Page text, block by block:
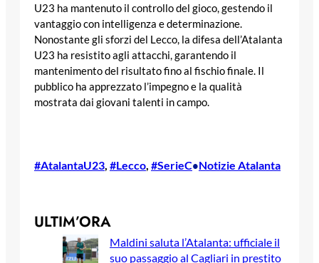
U23 ha mantenuto il controllo del gioco, gestendo il
vantaggio con intelligenza e determinazione.
Nonostante gli sforzi del Lecco, la difesa dell’Atalanta
U23 ha resistito agli attacchi, garantendo il
mantenimento del risultato fino al fischio finale. Il
pubblico ha apprezzato l’impegno e la qualità
mostrata dai giovani talenti in campo.
#AtalantaU23, #Lecco, #SerieC•Notizie Atalanta
ULTIM’ORA
Maldini saluta l’Atalanta: ufficiale il
suo passaggio al Cagliari in prestito